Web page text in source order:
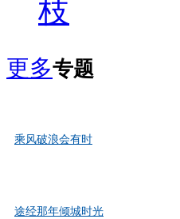
枝
更多专题
乘风破浪会有时
途经那年倾城时光